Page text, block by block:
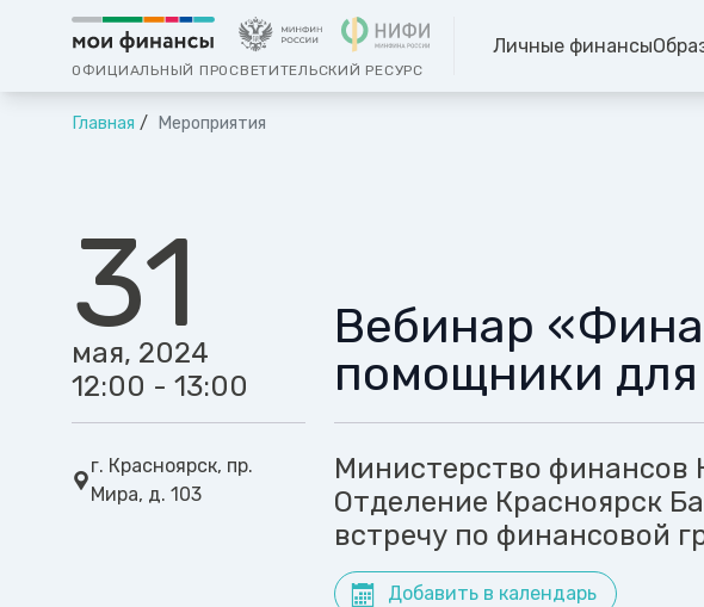
ОФИЦИАЛЬНЫЙ ПРОСВЕТИТЕЛЬСКИЙ РЕСУРС
Личные финансы
Главная Мероприятия
31
мая, 2024
12:00 - 13:00
г. Красноярск, пр.
Мира, д. 103
Вебинар
помощники
Министерство финансов
Отделение Красноярск
встречу по финансовой
Добавить в календарь